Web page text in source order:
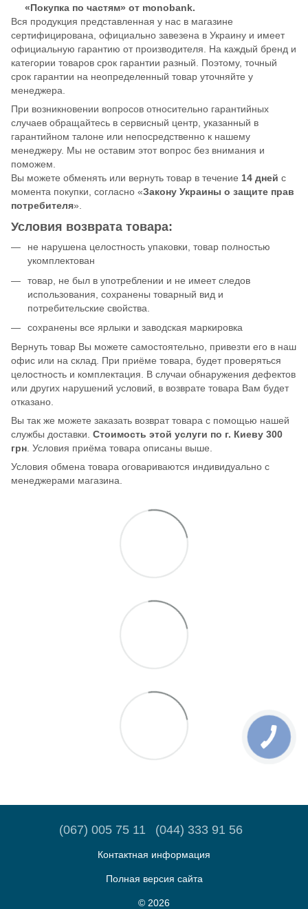
«Покупка по частям» от monobank.
Вся продукция представленная у нас в магазине
сертифицирована, официально завезена в Украину и имеет
официальную гарантию от производителя. На каждый бренд и
категории товаров срок гарантии разный. Поэтому, точный
срок гарантии на неопределенный товар уточняйте у
менеджера.
При возникновении вопросов относительно гарантийных
случаев обращайтесь в сервисный центр, указанный в
гарантийном талоне или непосредственно к нашему
менеджеру. Мы не оставим этот вопрос без внимания и
поможем.
Вы можете обменять или вернуть товар в течение 14 дней с
момента покупки, согласно «Закону Украины о защите прав
потребителя».
Условия возврата товара:
не нарушена целостность упаковки, товар полностью
укомплектован
товар, не был в употреблении и не имеет следов
использования, сохранены товарный вид и
потребительские свойства.
сохранены все ярлыки и заводская маркировка
Вернуть товар Вы можете самостоятельно, привезти его в наш
офис или на склад. При приёме товара, будет проверяться
целостность и комплектация. В случаи обнаружения дефектов
или других нарушений условий, в возврате товара Вам будет
отказано.
Вы так же можете заказать возврат товара с помощью нашей
службы доставки. Стоимость этой услуги по г. Киеву 300
грн. Условия приёма товара описаны выше.
Условия обмена товара оговариваются индивидуально с
менеджерами магазина.
(067) 005 75 11 (044) 333 91 56
Контактная информация
Полная версия сайта
© 2026